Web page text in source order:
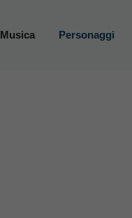
Musica Personaggi